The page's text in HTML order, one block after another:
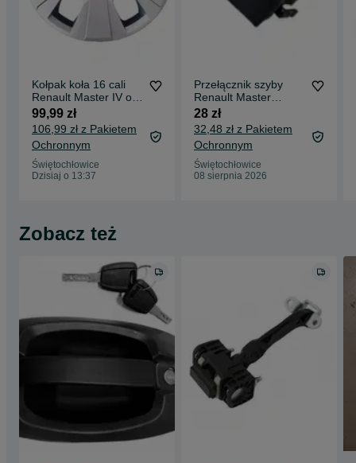
Kołpak koła 16 cali
Renault Master IV od
2024 oryginał
403156157R
99,99 zł
106,99 zł z Pakietem
Ochronnym
Świętochłowice
Dzisiaj o 13:37
Przełącznik szyby
Renault Master
Kangoo Clio Thalia
Modus Nissan
Interstar
28 zł
32,48 zł z Pakietem
Ochronnym
Świętochłowice
08 sierpnia 2026
Zobacz też